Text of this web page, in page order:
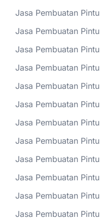
Jasa Pembuatan
Jasa Pembuatan
Jasa Pembuatan
Jasa Pembuatan
Jasa Pembuatan
Jasa Pembuatan
Jasa Pembuatan
Jasa Pembuatan
Jasa Pembuatan
Jasa Pembuatan
Jasa Pembuatan
Jasa Pembuatan